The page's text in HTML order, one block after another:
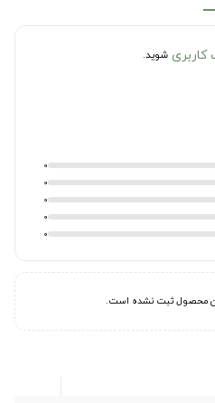
شوید.
0
0
0
0
0
محصول ثبت نشده است.